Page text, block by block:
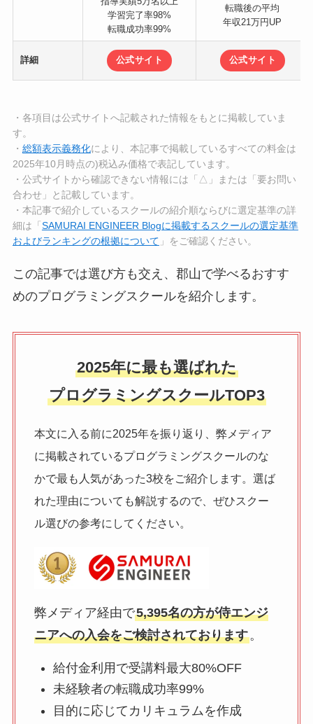
学習完了率98%
転職成功率99%
転職後の平均
年収21万円UP
詳細 公式サイト 公式サイト
・各項目は公式サイトへ記載された情報をもとに掲載していま
す。
・ 総額表示義務化により、本記事で掲載しているすべての料金は
2025年10月時点の)税込み価格で表記しています。
・公式サイトから確認できない情報には「△」または「要お問い
合わせ」と記載しています。
・本記事で紹介しているスクールの紹介順ならびに選定基準の詳
細は「 SAMURAI ENGINEER Blogに掲載するスクールの選定基準
およびランキングの根拠について 」をご確認ください。
この記事では選び方も交え、郡山で学べるおすす
めのプログラミングスクールを紹介します。
2025年に最も選ばれた
プログラミングスクールTOP3
本文に入る前に2025年を振り返り、弊メディア
に掲載されているプログラミングスクールのな
かで最も人気があった3校をご紹介します。選ば
れた理由についても解説するので、ぜひスクー
ル選びの参考にしてください。
弊メディア経由で5,395名の方が侍エンジ
ニアへの入会をご検討されております。
給付金利用で受講料最大80%OFF
未経験者の転職成功率99%
目的に応じてカリキュラムを作成